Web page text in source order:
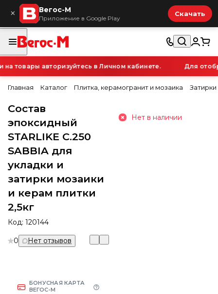
× Вегос-М
Приложение в Google Play
Скачать
товары авторизуйтесь в Личном кабинете. Для
Главная Каталог Плитка, керамогранит и мозаика
Состав
эпоксидный
STARLIKE C.250
SABBIA для
укладки и
затирки мозаики
и керам плитки
2,5кг
Код: 120144
0 Нет отзывов
БОНУСНАЯ КАРТА
ВЕГОС-М
Нет в наличии